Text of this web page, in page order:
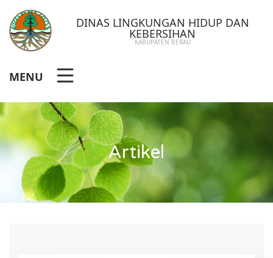
DINAS LINGKUNGAN HIDUP DAN
KEBERSIHAN
KABUPATEN BERAU
MENU
Artikel